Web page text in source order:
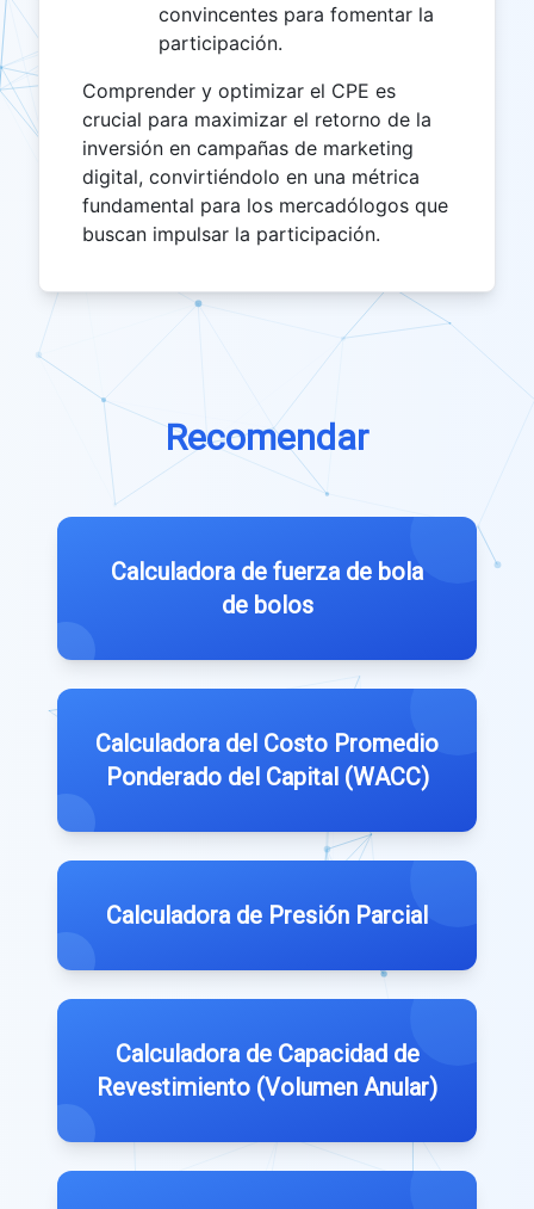
convincentes para fomentar la
participación.
Comprender y optimizar el CPE es
crucial para maximizar el retorno de la
inversión en campañas de marketing
digital, convirtiéndolo en una métrica
fundamental para los mercadólogos que
buscan impulsar la participación.
Recomendar
Calculadora de fuerza de bola
de bolos
Calculadora del Costo Promedio
Ponderado del Capital (WACC)
Calculadora de Presión Parcial
Calculadora de Capacidad de
Revestimiento (Volumen Anular)